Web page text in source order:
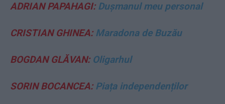
ADRIAN PAPAHAGI:Dușmanul meu personal
CRISTIAN GHINEA:Maradona de Buzău
BOGDAN GLĂVAN:Oligarhul
SORIN BOCANCEA:Piața independenților